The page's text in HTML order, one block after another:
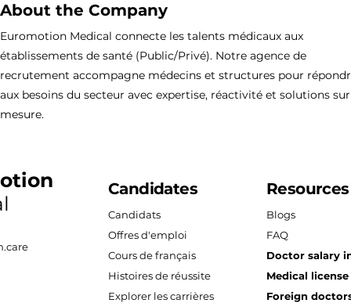
About the Company
Euromotion Medical connecte les talents médicaux aux
établissements de santé (Public/Privé). Notre agence de
recrutement accompagne médecins et structures pour
aux besoins du secteur avec expertise, réactivité et solutions sur
mesure.
Candidates
Candidats
Offres d'emploi
Cours de français
Histoires de réussite
Explorer les carrières
Resources
Blogs
FAQ
Doctor salary
Medical
Foreign